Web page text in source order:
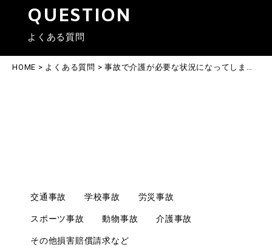
QUESTION
よくある質問
HOME > よくある質問 > 事故で介護が必要な状況になってしまい、法律相談に伺うことができません。このような場合でも法律相談をしていただけるのでしょうか？
交通事故 学校事故 労災事故
スポーツ事故 動物事故 介護事故
その他損害賠償請求など